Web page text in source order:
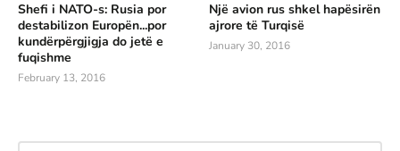
Shefi i NATO-s: Rusia por
destabilizon Europën...por
kundërpërgjigja do jetë e
fuqishme
February 13, 2016
Një avion rus shkel hapësirën
ajrore të Turqisë
January 30, 2016